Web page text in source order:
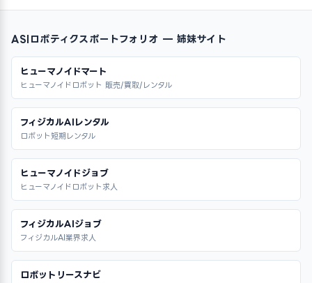
ASIロボティクスポートフォリオ — 姉妹サイト
ヒューマノイドマート
ヒューマノイドロボット 販売/買取/レンタル
フィジカルAIレンタル
ロボット短期レンタル
ヒューマノイドジョブ
ヒューマノイドロボット求人
フィジカルAIジョブ
フィジカルAI業界求人
ロボットリースナビ